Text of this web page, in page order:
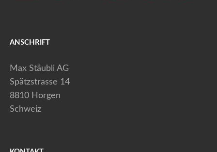
ANSCHRIFT
Max Stäubli AG
Spätzstrasse 14
8810 Horgen
Schweiz